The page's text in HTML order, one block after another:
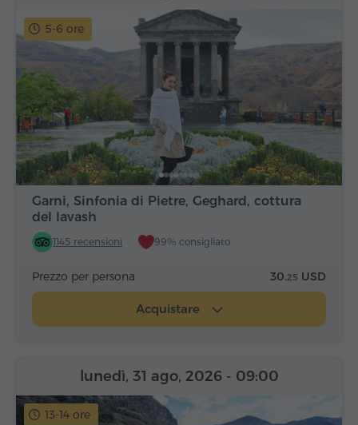
5-6 ore
Garni, Sinfonia di Pietre, Geghard, cottura
del lavash
1145 recensioni 99% consigliato
Prezzo per persona 30.25 USD
Acquistare
13-14 ore
lunedì, 31 ago, 2026 - 09:00